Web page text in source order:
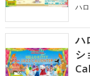
ハ
ハ
シ